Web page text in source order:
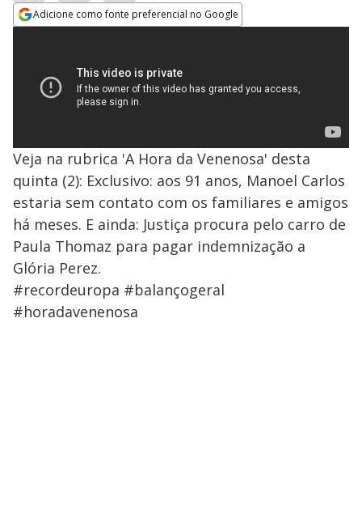
Adicione como fonte preferencial no Google
Veja na rubrica 'A Hora da Venenosa' desta
quinta (2): Exclusivo: aos 91 anos, Manoel Carlos
estaria sem contato com os familiares e amigos
há meses. E ainda: Justiça procura pelo carro de
Paula Thomaz para pagar indemnização a
Glória Perez.
#recordeuropa #balançogeral
#horadavenenosa